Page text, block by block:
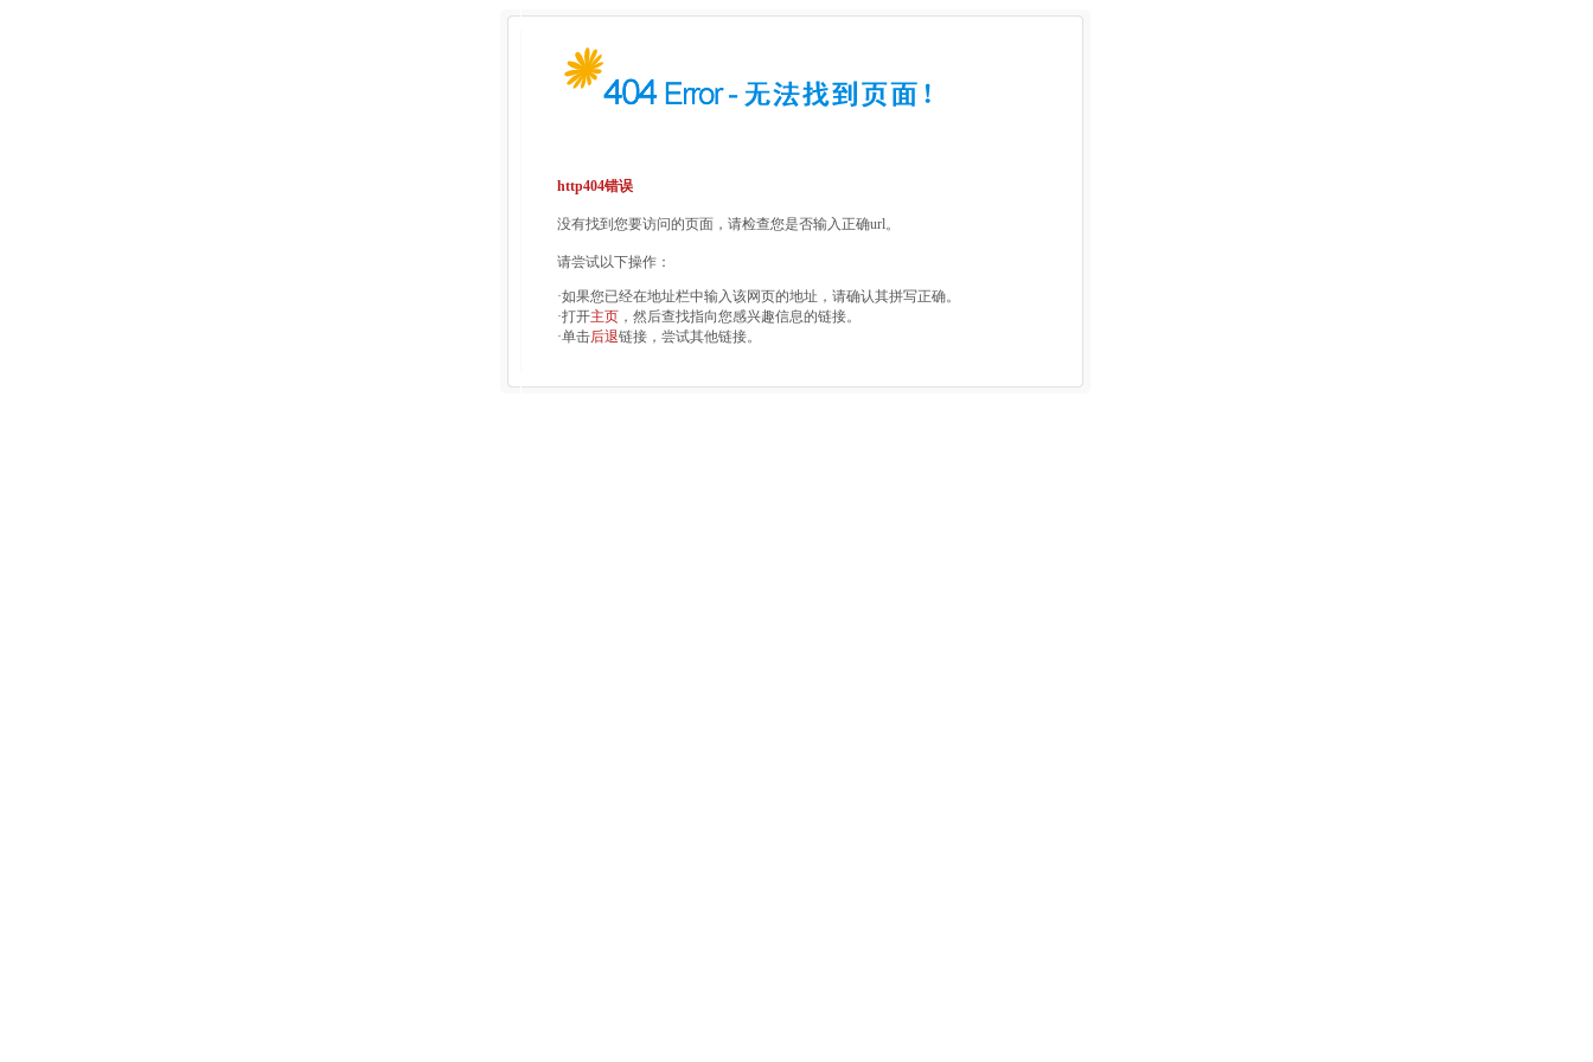
http404错误
没有找到您要访问的页面，请检查您是否输入正确url。
请尝试以下操作：
·如果您已经在地址栏中输入该网页的地址，请确认其拼写正确。
·打开主页 ，然后查找指向您感兴趣信息的链接。
·单击后退链接，尝试其他链接。